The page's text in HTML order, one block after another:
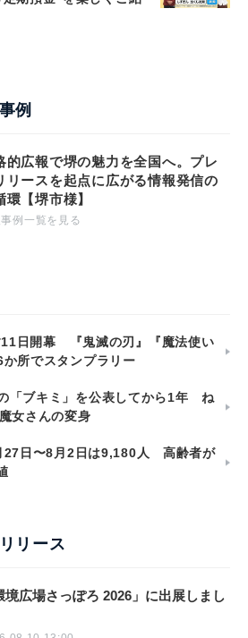
例
的広報で堺の魅力を全国へ。プレ
リースを起点に広がる情報発信の
環【堺市様】
例一覧を見る
日開幕 『鬼滅の刃』『魔法使い
所でスタンプラリー
「ブキミ」を公表してから1年 ね
女さんの変身
27日〜8月2日は9,180人 高齢者が
リース
境広場さっぽろ 2026」に出展しまし